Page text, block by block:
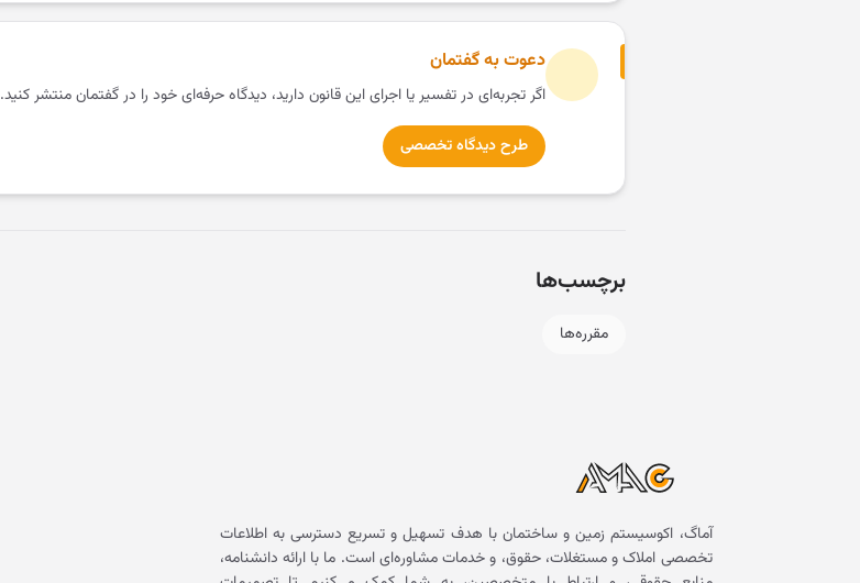
دعوت به گفتمان
اگر تجربه‌ای در تفسیر یا اجرای این قانون دارید، دیدگاه حرفه‌ای خود را در گفتمان منتشر کنید.
طرح دیدگاه تخصصی
برچسب‌ها
مقرره‌ها
آماگ، اکوسیستم زمین و ساختمان با هدف تسهیل و تسریع دسترسی به اطلاعات
تخصصی املاک و مستغلات، حقوق، و خدمات مشاوره‌ای است. ما با ارائه دانشنامه،